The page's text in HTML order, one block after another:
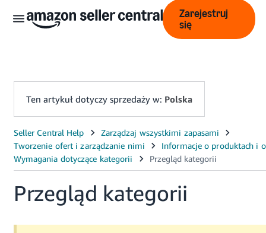
中
文
-
CN
- GB
Zarejestruj
się
Ten artykuł dotyczy sprzedaży w: Polska
Przegląd kategorii